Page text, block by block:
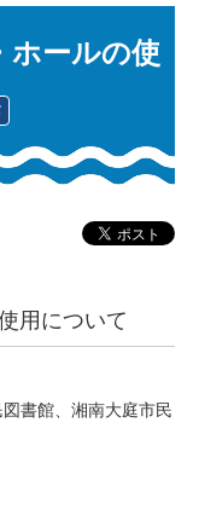
ホールの使
用について
書館、湘南大庭市民